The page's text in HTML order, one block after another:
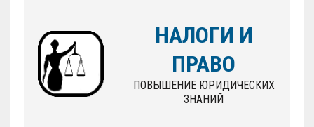
НАЛОГИ И
ПРАВО
ПОВЫШЕНИЕ ЮРИДИЧЕСКИХ
ЗНАНИЙ